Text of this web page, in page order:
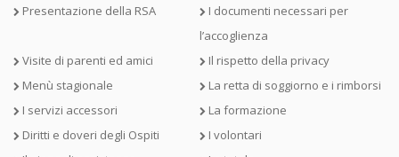
Presentazione della RSA
I documenti necessari per
l’accoglienza
Visite di parenti ed amici
Il rispetto della privacy
Menù stagionale
La retta di soggiorno e i rimborsi
I servizi accessori
La formazione
Diritti e doveri degli Ospiti
I volontari